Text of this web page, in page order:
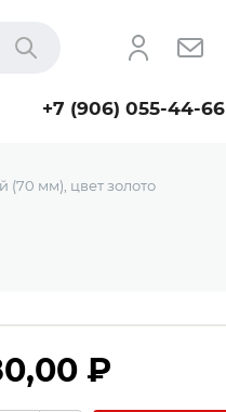
Найти
+7 (906) 055-44-66
(70 мм), цвет золото
₽